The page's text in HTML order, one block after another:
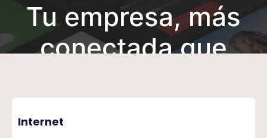
Tu empresa, más
conectada que
Internet